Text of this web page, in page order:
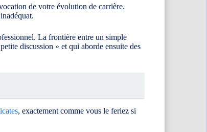
de votre évolution de carrière.
La frontière entre un simple
discussion » et qui aborde ensuite des
, exactement comme vous le feriez si